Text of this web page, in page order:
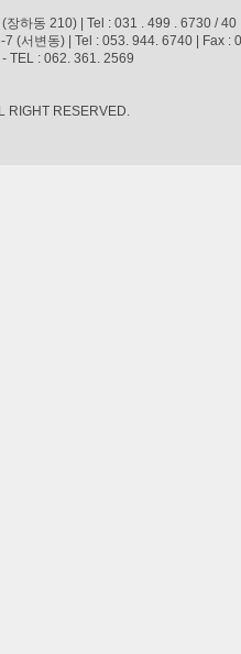
장하동 210) | Tel : 031 . 499 . 6730 /
(서변동) | Tel : 053. 944. 6740 | Fax
TEL : 062. 361. 2569
RIGHT RESERVED.